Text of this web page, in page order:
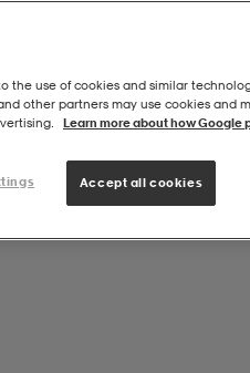
the use of cookies and similar
other partners may use cookies and
Learn more about how Google
Accept all cookies